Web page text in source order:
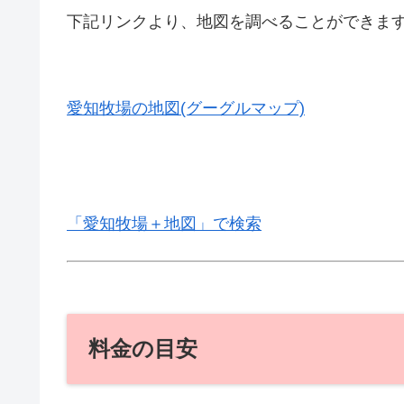
下記リンクより、地図を調べることができま
愛知牧場の地図(グーグルマップ)
「愛知牧場＋地図」で検索
料金の目安